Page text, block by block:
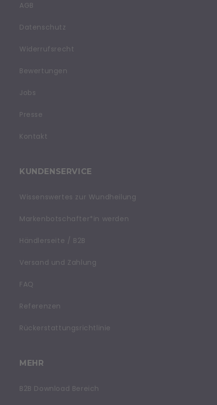
AGB
Datenschutz
Widerrufsrecht
Bewertungen
Jobs
Presse
Kontakt
KUNDENSERVICE
Wissenswertes zur Wundheilung
Markenbotschafter*in werden
Händlerseite / B2B
Versand und Zahlung
FAQ
Referenzen
Rückerstattungsrichtlinie
MEHR
B2B Download Bereich